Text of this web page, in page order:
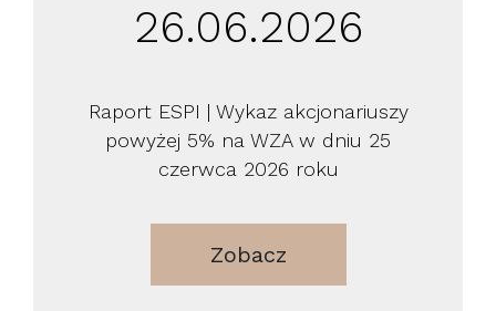
26.06.2026
Raport ESPI | Wykaz akcjonariuszy
powyżej 5% na WZA w dniu 25
czerwca 2026 roku
Zobacz